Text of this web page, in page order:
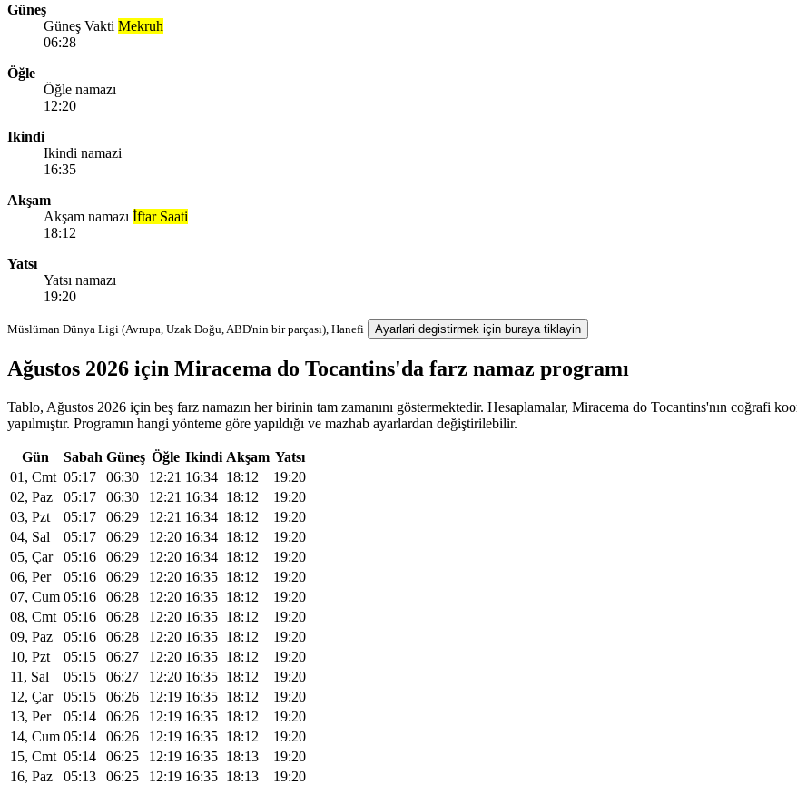
Güneş
Güneş Vakti Mekruh
06:28
Öğle
Öğle namazı
12:20
Ikindi
Ikindi namazi
16:35
Akşam
Akşam namazı İftar Saati
18:12
Yatsı
Yatsı namazı
19:20
Müslüman Dünya Ligi (Avrupa, Uzak Doğu, ABD'nin bir parçası), Hanefi Ayarlari degistirmek için buraya tiklayin
Ağustos 2026 için Miracema do Tocantins'da farz namaz programı
Tablo, Ağustos 2026 için beş farz namazın her birinin tam zamanını göstermektedir. Hesaplamalar, Miracema do Tocantins'nın coğrafi
yapılmıştır. Programın hangi yönteme göre yapıldığı ve mazhab ayarlardan değiştirilebilir.
Gün Sabah Güneş Öğle Ikindi Akşam Yatsı
01, Cmt 05:17 06:30 12:21 16:34 18:12
19:20
02, Paz
05:17 06:30 12:21 16:34 18:12
19:20
03, Pzt
05:17 06:29 12:21 16:34 18:12
19:20
04, Sal
05:17 06:29 12:20 16:34 18:12
19:20
05, Çar
05:16 06:29 12:20 16:34 18:12
19:20
06, Per
05:16 06:29 12:20 16:35 18:12
19:20
07, Cum 05:16 06:28 12:20 16:35 18:12
19:20
08, Cmt 05:16 06:28 12:20 16:35 18:12
19:20
09, Paz
05:16 06:28 12:20 16:35 18:12
19:20
10, Pzt
05:15 06:27 12:20 16:35 18:12
19:20
11, Sal
05:15 06:27 12:20 16:35 18:12
19:20
12, Çar
05:15 06:26 12:19 16:35 18:12
19:20
13, Per
05:14 06:26 12:19 16:35 18:12
19:20
14, Cum 05:14 06:26 12:19 16:35 18:12
19:20
15, Cmt 05:14 06:25 12:19 16:35 18:13
19:20
16, Paz
05:13 06:25 12:19 16:35 18:13
19:20